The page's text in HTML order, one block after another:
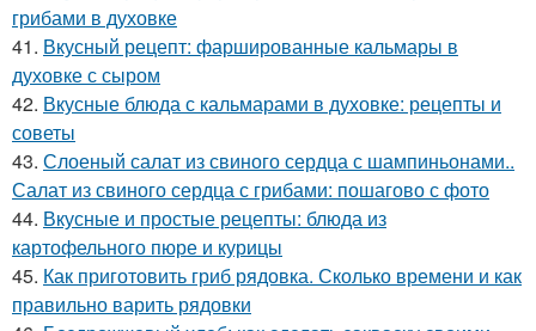
грибами в духовке
41. Вкусный рецепт: фаршированные кальмары в
духовке с сыром
42. Вкусные блюда с кальмарами в духовке: рецепты и
советы
43. Слоеный салат из свиного сердца с шампиньонами..
Салат из свиного сердца с грибами: пошагово с фото
44. Вкусные и простые рецепты: блюда из
картофельного пюре и курицы
45. Как приготовить гриб рядовка. Сколько времени и как
правильно варить рядовки